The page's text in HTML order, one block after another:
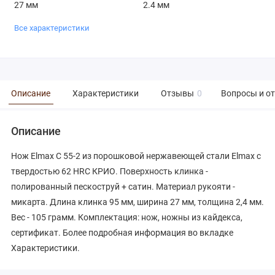
27 мм 2.4 мм
Все характеристики
Описание Характеристики Отзывы 0 Вопросы и
Описание
Нож Elmax С 55-2 из порошковой нержавеющей стали Elmax с
твердостью 62 HRC КРИО. Поверхность клинка -
полированный пескоструй + сатин. Материал рукояти -
микарта. Длина клинка 95 мм, ширина 27 мм, толщина 2,4 мм.
Вес - 105 грамм. Комплектация: нож, ножны из кайдекса,
сертификат. Более подробная информация во вкладке
Характеристики.